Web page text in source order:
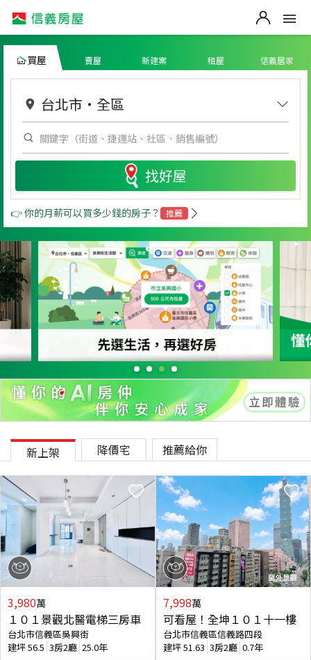
買屋 賣屋 新建案 租屋 信義居家
台北市 ・ 全區
找好屋
👉 你的月薪可以買多少錢的房子？ 推薦
新上架 降價宅 推薦給你
3,980萬
１０１景觀北醫電梯三房車
台北市信義區吳興街
建坪56.5 3房2廳 25.0年
7,998萬
可看屋！全坤１０１十一樓
台北市信義區信義路四段
建坪51.63 3房2廳 0.7年